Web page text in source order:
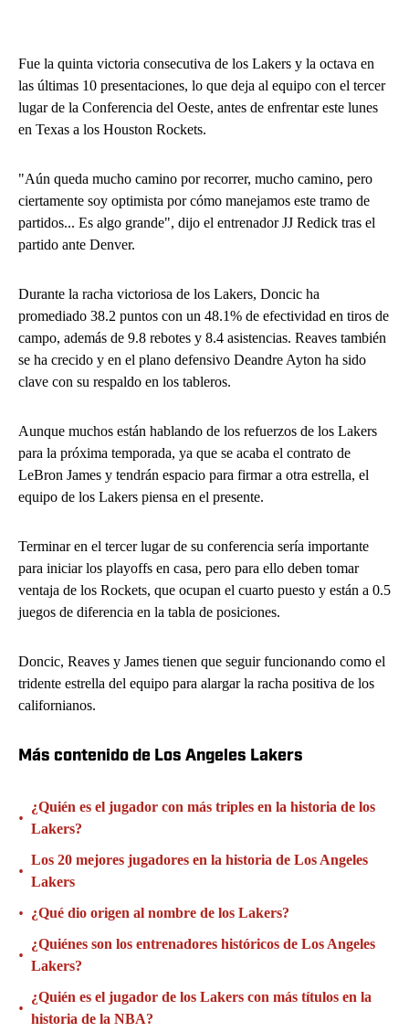
Fue la quinta victoria consecutiva de los Lakers y la octava en
las últimas 10 presentaciones, lo que deja al equipo con el tercer
lugar de la Conferencia del Oeste, antes de enfrentar este lunes
en Texas a los Houston Rockets.
"Aún queda mucho camino por recorrer, mucho camino, pero
ciertamente soy optimista por cómo manejamos este tramo de
partidos... Es algo grande", dijo el entrenador JJ Redick tras el
partido ante Denver.
Durante la racha victoriosa de los Lakers, Doncic ha
promediado 38.2 puntos con un 48.1% de efectividad en tiros de
campo, además de 9.8 rebotes y 8.4 asistencias. Reaves también
se ha crecido y en el plano defensivo Deandre Ayton ha sido
clave con su respaldo en los tableros.
Aunque muchos están hablando de los refuerzos de los Lakers
para la próxima temporada, ya que se acaba el contrato de
LeBron James y tendrán espacio para firmar a otra estrella, el
equipo de los Lakers piensa en el presente.
Terminar en el tercer lugar de su conferencia sería importante
para iniciar los playoffs en casa, pero para ello deben tomar
ventaja de los Rockets, que ocupan el cuarto puesto y están a 0.5
juegos de diferencia en la tabla de posiciones.
Doncic, Reaves y James tienen que seguir funcionando como el
tridente estrella del equipo para alargar la racha positiva de los
californianos.
Más contenido de Los Angeles Lakers
•
¿Quién es el jugador con más triples en la historia de los
Lakers?
•
Los 20 mejores jugadores en la historia de Los Angeles
Lakers
• ¿Qué dio origen al nombre de los Lakers?
•
¿Quiénes son los entrenadores históricos de Los Angeles
Lakers?
•
¿Quién es el jugador de los Lakers con más títulos en la
historia de la NBA?